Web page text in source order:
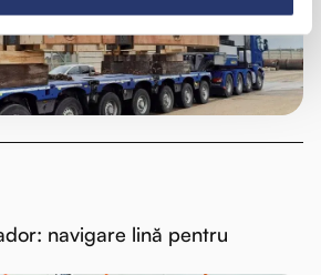
navigare lină pentru